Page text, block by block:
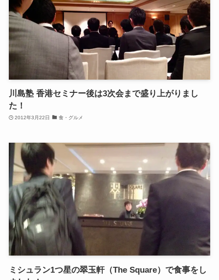
川島塾 香港セミナー後は3次会まで盛り上がりまし
た！
2012年3月22日 食・グルメ
ミシュラン1つ星の翠玉軒（The Square）で食事をし